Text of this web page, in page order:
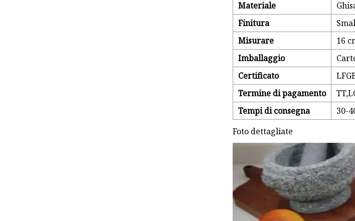
Materiale
Finitura
Misurare
16
Imballaggio
Certificato
Termine di pagamento
Tempi di consegna
30-
Foto dettagliate